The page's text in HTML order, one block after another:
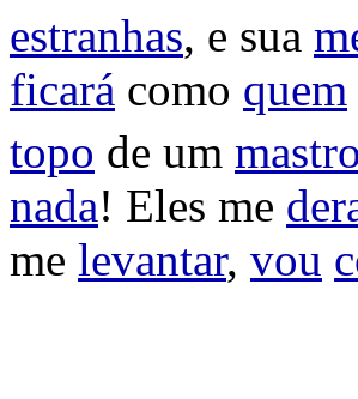
estranhas, e sua
ficará como quem
topo de um mastro
nada! Eles me
me levantar, vou